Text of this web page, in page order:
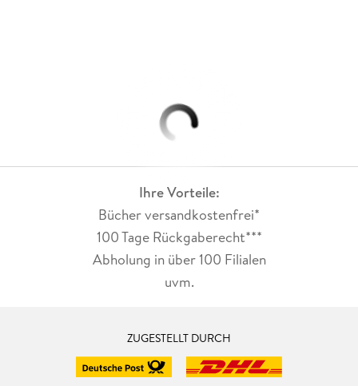
Ihre Vorteile:
Bücher versandkostenfrei*
100 Tage Rückgaberecht***
Abholung in über 100 Filialen
uvm.
ZUGESTELLT DURCH